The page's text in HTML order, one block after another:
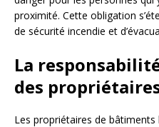
proximité. Cette obligation
de sécurité incendie et
La
des
Les propriétaires de